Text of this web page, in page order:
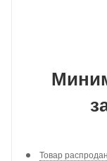
Товар распродан